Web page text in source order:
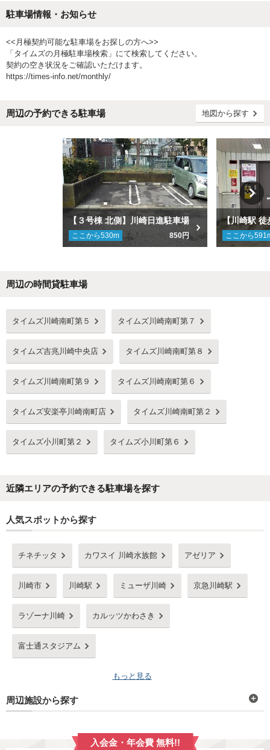
駐車場情報・お知らせ
<<月極契約可能な駐車場をお探しの方へ>>
「タイムズの月極駐車場検索」にて検索してください。
契約の空き状況をご確認いただけます。
https://times-info.net/monthly/
周辺の予約できる駐車場 地図から探す
【３号棟 北側】川崎日進駐車場
ここから530m 850円 ここから591
周辺の時間貸駐車場
タイムズ川崎南町第５ タイムズ川崎南町第７
タイムズ吉兆川崎中央店 タイムズ川崎南町第８
タイムズ川崎南町第９ タイムズ川崎南町第６
タイムズ安楽亭川崎南町店 タイムズ川崎南町第２
タイムズ小川町第２ タイムズ小川町第６
近隣エリアの予約できる駐車場を探す
人気スポットから探す
チネチッタ カワスイ 川崎水族館 アゼリア
川崎市 川崎駅 ミューザ川崎 京急川崎駅
ラゾーナ川崎 カルッツかわさき
富士通スタジアム
もっと見る
周辺施設から探す
入会金・年会費 無料!!